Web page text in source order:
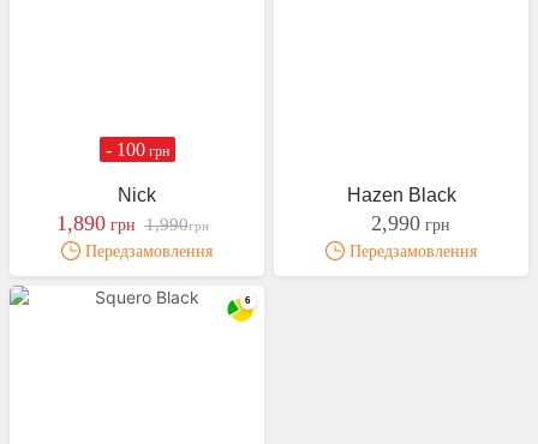
Nick
1,890грн 1,990грн
- 100грн
Передзамовлення
Hazen Black
2,990 грн
Передзамовлення